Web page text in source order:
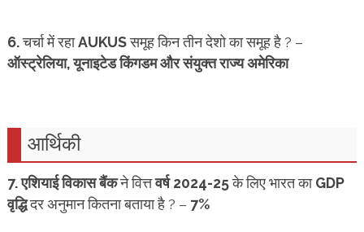
6.चर्चा में रहाAUKUSसमूह किन तीन देशो का समूह है ? –
ऑस्ट्रेलिया, यूनाइटेड किंगडम और संयुक्त राज्य अमेरिका
आर्थिकी
7.एशियाई विकास बैंकने वित्तवर्ष 2024-25के लिए भारत काGDP
वृद्धिदर अनुमान कितना बताया है ? – 7%